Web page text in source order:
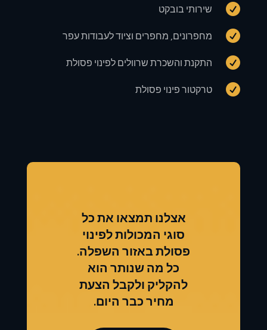
 שירותי בובקט
 מחפרונים, מחפרים וציוד לעבודות עפר
 התקנת והשכרת שרוולים לפינוי פסולת
 טרקטור פינוי פסולת
אצלנו תמצאו את כל
סוגי המכולות לפינוי
פסולת באזור השפלה.
כל מה שנותר הוא
להקליק ולקבל הצעת
מחיר כבר היום.